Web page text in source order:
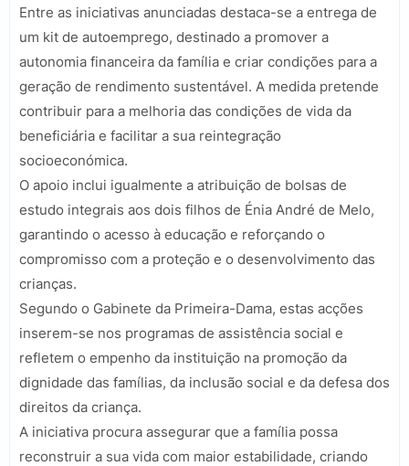
Entre as iniciativas anunciadas destaca-se a entrega de
um kit de autoemprego, destinado a promover a
autonomia financeira da família e criar condições para a
geração de rendimento sustentável. A medida pretende
contribuir para a melhoria das condições de vida da
beneficiária e facilitar a sua reintegração
socioeconómica.
O apoio inclui igualmente a atribuição de bolsas de
estudo integrais aos dois filhos de Énia André de Melo,
garantindo o acesso à educação e reforçando o
compromisso com a proteção e o desenvolvimento das
crianças.
Segundo o Gabinete da Primeira-Dama, estas acções
inserem-se nos programas de assistência social e
refletem o empenho da instituição na promoção da
dignidade das famílias, da inclusão social e da defesa dos
direitos da criança.
A iniciativa procura assegurar que a família possa
reconstruir a sua vida com maior estabilidade, criando